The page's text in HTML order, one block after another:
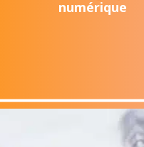
numérique